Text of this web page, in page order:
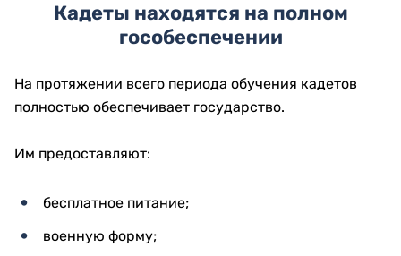
Кадеты находятся на полном
гособеспечении
На протяжении всего периода обучения кадетов
полностью обеспечивает государство.
Им предоставляют:
бесплатное питание;
военную форму;